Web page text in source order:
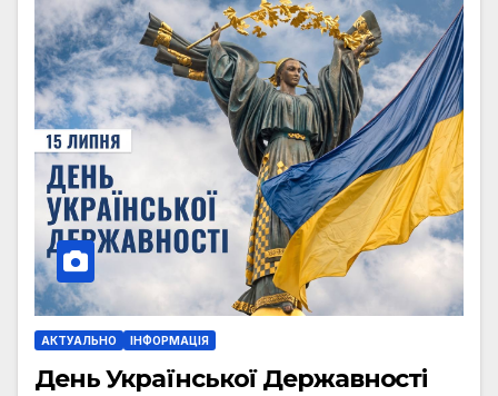
АКТУАЛЬНО ІНФОРМАЦІЯ
День Української Державності